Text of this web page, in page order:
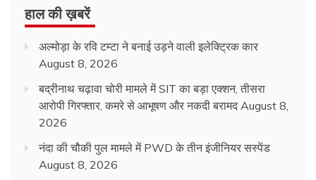
हाल की ख़बरें
अल्मोड़ा के रवि टम्टा ने बनाई उड़ने वाली इलेक्ट्रिक कार
August 8, 2026
बद्रीनाथ चढ़ावा चोरी मामले में SIT का बड़ा एक्शन, तीसरा
आरोपी गिरफ्तार, कमरे से आभूषण और नकदी बरामद August 8,
2026
नंदा की चौकी पुल मामले में PWD के तीन इंजीनियर सस्पेंड
August 8, 2026